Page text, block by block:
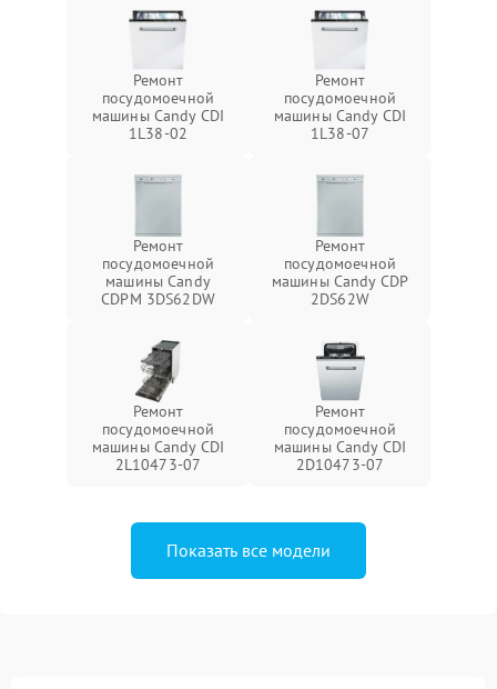
Ремонт
посудомоечной
машины Candy CDI
1L38-02
Ремонт
посудомоечной
машины Candy CDI
1L38-07
Ремонт
посудомоечной
машины Candy
CDPM 3DS62DW
Ремонт
посудомоечной
машины Candy CDP
2DS62W
Ремонт
посудомоечной
машины Candy CDI
2L10473-07
Ремонт
посудомоечной
машины Candy CDI
2D10473-07
Показать все модели